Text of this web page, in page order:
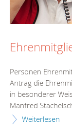
Personen
Antrag die
in besonderer
Manfred
Weiterlesen